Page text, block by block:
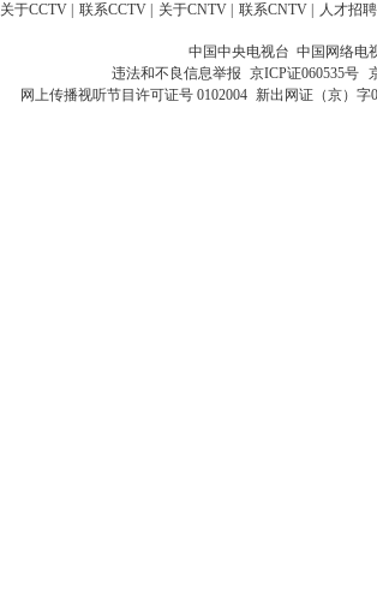
关于CCTV 联系CCTV 关于CNTV 联系CNTV 人才招聘
中国中央电视台 中国网络电
违法和不良信息举报 京ICP证060535号
网上传播视听节目许可证号 0102004 新出网证（京）